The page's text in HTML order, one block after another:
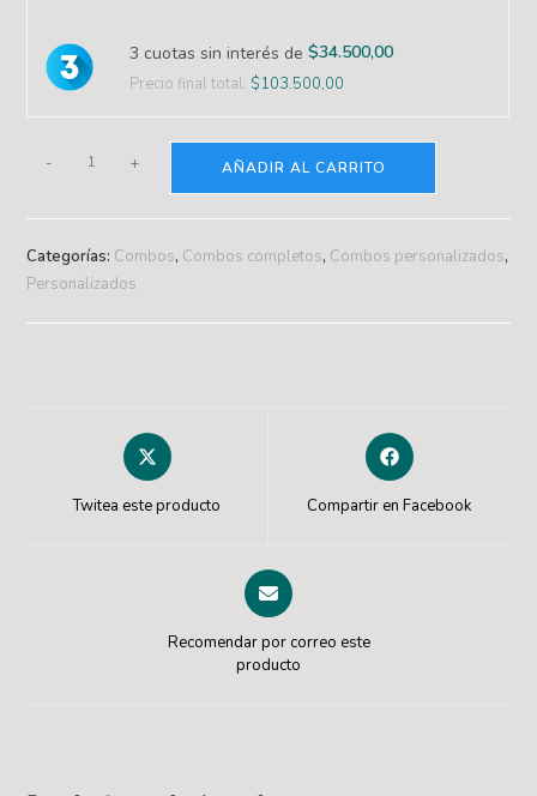
3 cuotas sin interés de$34.500,00
Precio final total: $103.500,00
- + AÑADIR AL CARRITO
Categorías: Combos, Combos completos, Combos personalizados,
Personalizados
Twitea este producto Compartir en Facebook
Recomendar por correo este
producto